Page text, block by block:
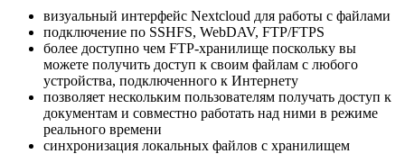
визуальный интерфейс Nextcloud для работы с файлами
подключение по SSHFS, WebDAV, FTP/FTPS
более доступно чем FTP-хранилище поскольку вы
можете получить доступ к своим файлам с любого
устройства, подключенного к Интернету
позволяет нескольким пользователям получать доступ к
документам и совместно работать над ними в режиме
реального времени
синхронизация локальных файлов с хранилищем